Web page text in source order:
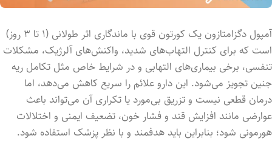
آمپول دگزامتازون یک کورتون قوی با ماندگاری اثر طولانی (۱ تا ۳ روز)
است که برای کنترل التهاب‌های شدید، واکنش‌های آلرژیک، مشکلات
تنفسی، برخی بیماری‌های التهابی و در شرایط خاص مثل تکامل ریه
جنین تجویز می‌شود. این دارو علائم را سریع کاهش می‌دهد، اما
درمان قطعی نیست و تزریق بی‌مورد یا تکراری آن می‌تواند باعث
عوارضی مانند افزایش قند و فشار خون، تضعیف ایمنی و اختلالات
هورمونی شود؛ بنابراین باید هدفمند و با نظر پزشک استفاده شود.